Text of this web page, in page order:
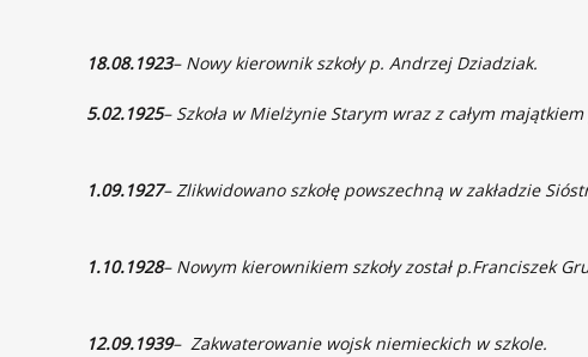
18.08.1923– Nowy kierownik szkoły p. Andrzej Dziadziak.
5.02.1925– Szkoła w Mielżynie Starym wraz z całym
1.09.1927– Zlikwidowano szkołę powszechną w zakładzie
1.10.1928– Nowym kierownikiem szkoły został p.Franciszek
12.09.1939– Zakwaterowanie wojsk niemieckich w szkole.